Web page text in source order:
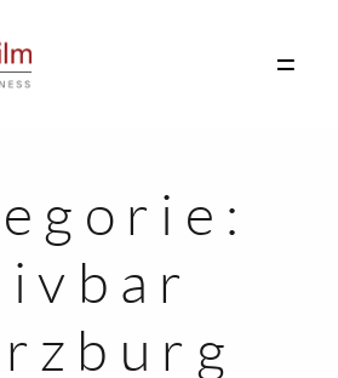
HOME
FOTO
INFO